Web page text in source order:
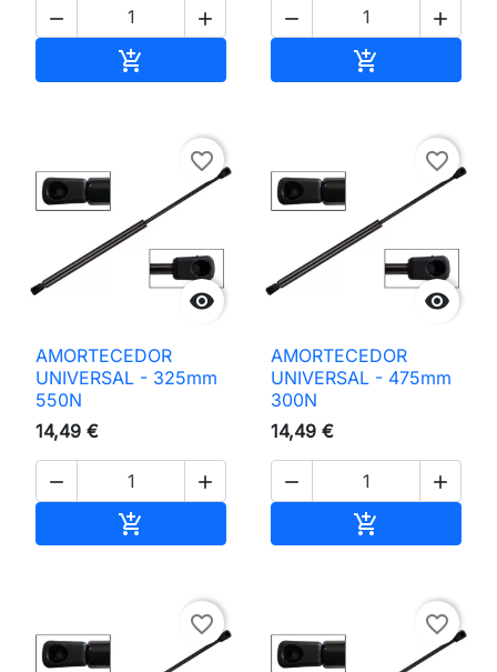
 

 


favorite_border
AMORTECEDOR
UNIVERSAL - 325mm
550N
14,49 €
 


favorite_border
AMORTECEDOR
UNIVERSAL - 475mm
300N
14,49 €
 

favorite_border favorite_border